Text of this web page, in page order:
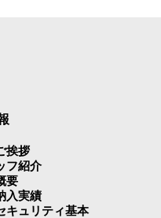
挨拶
フ紹介
要
入実績
キュリティ基本